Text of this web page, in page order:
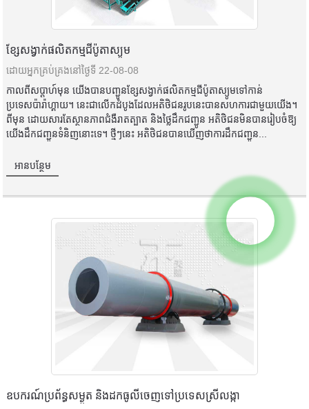
ខ្សែសង្វាក់ផលិតកម្មជីប៉ូតាស្យូម
ដោយអ្នកគ្រប់គ្រងនៅថ្ងៃទី 22-08-08
កាលពីសប្តាហ៍មុន យើងបានបញ្ជូនខ្សែសង្វាក់ផលិតកម្មជីប៉ូតាស្យូមទៅកាន់
ប្រទេសប៉ារ៉ាហ្គាយ។ នេះជាលើកដំបូងដែលអតិថិជនរូបនេះបានសហការជាមួយយើង។
ពីមុន ដោយសារតែស្ថានភាពជំងឺរាតត្បាត និងថ្លៃដឹកជញ្ជូន អតិថិជនមិនបានរៀបចំឱ្យ
យើងដឹកជញ្ជូនទំនិញនោះទេ។ ថ្មីៗនេះ អតិថិជនបានឃើញថាការដឹកជញ្ជូន...
អានបន្ថែម
ឧបករណ៍​ប្រព័ន្ធ​សម្ងួត និង​ដក​ធូលី​ចេញ​ទៅ​ប្រទេស​ស្រីលង្កា